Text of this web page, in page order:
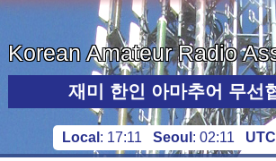
Korean Amateur Radio
재미 한인 아마추어 무선
Local : 17:11 Seoul : 02:11 UTC